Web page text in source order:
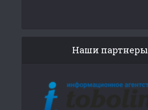
Наши партнеры